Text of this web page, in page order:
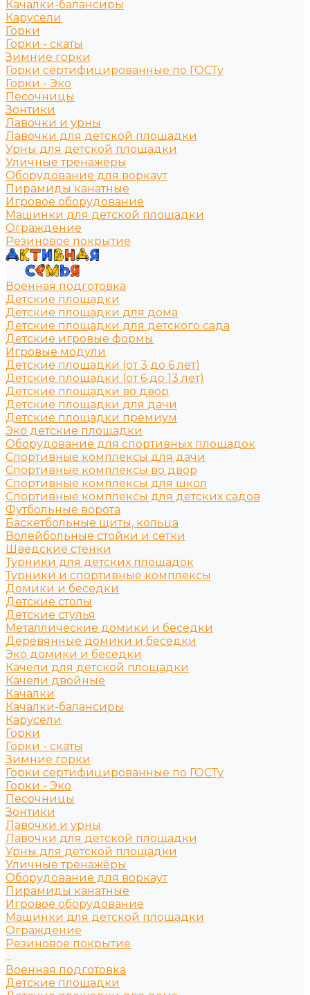
Качалки-балансиры
Карусели
Горки
Горки - скаты
Зимние горки
Горки сертифицированные по ГОСТу
Горки - Эко
Песочницы
Зонтики
Лавочки и урны
Лавочки для детской площадки
Урны для детской площадки
Уличные тренажёры
Оборудование для воркаут
Пирамиды канатные
Игровое оборудование
Машинки для детской площадки
Ограждение
Резиновое покрытие
Военная подготовка
Детские площадки
Детские площадки для дома
Детские площадки для детского сада
Детские игровые формы
Игровые модули
Детские площадки (от 3 до 6 лет)
Детские площадки (от 6 до 13 лет)
Детские площадки во двор
Детские площадки для дачи
Детские площадки премиум
Эко детские площадки
Оборудование для спортивных площадок
Спортивные комплексы для дачи
Спортивные комплексы во двор
Спортивные комплексы для школ
Спортивные комплексы для детских садов
Футбольные ворота
Баскетбольные щиты, кольца
Волейбольные стойки и сетки
Шведские стенки
Турники для детских площадок
Турники и спортивные комплексы
Домики и беседки
Детские столы
Детские стулья
Металлические домики и беседки
Деревянные домики и беседки
Эко домики и беседки
Качели для детской площадки
Качели двойные
Качалки
Качалки-балансиры
Карусели
Горки
Горки - скаты
Зимние горки
Горки сертифицированные по ГОСТу
Горки - Эко
Песочницы
Зонтики
Лавочки и урны
Лавочки для детской площадки
Урны для детской площадки
Уличные тренажёры
Оборудование для воркаут
Пирамиды канатные
Игровое оборудование
Машинки для детской площадки
Ограждение
Резиновое покрытие
...
Военная подготовка
Детские площадки